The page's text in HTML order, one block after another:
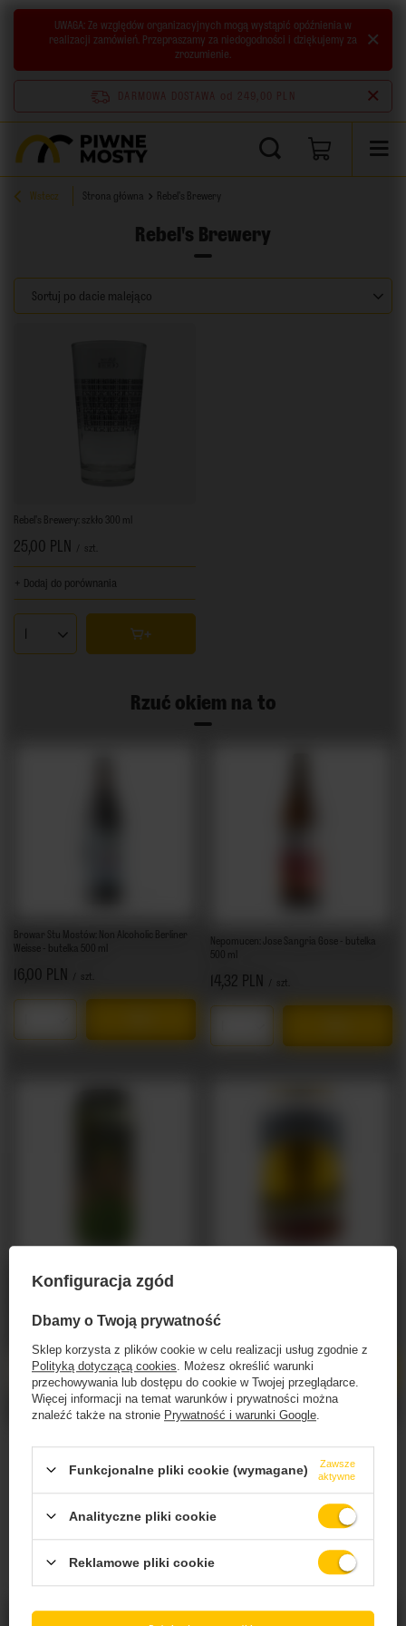
UWAGA: Ze względów organizacyjnych mogą wystąpić opóźnienia w
realizacji zamówień. Przepraszamy za niedogodności i dziękujemy za
zrozumienie.
DARMOWA DOSTAWA od 249,00 PLN
Wstecz Strona główna Rebel's Brewery
Rebel's Brewery
Zmień sortowanie
Sortuj po dacie malejąco
Rebel's Brewery: szkło 300 ml
25,00 PLN szt.
+ Dodaj do porównania
Ilość produktów
Rzuć okiem na to
Browar Stu Mostów: Non Alcoholic Berliner
Weisse - butelka 500 ml
16,00 PLN szt.
Nepomucen: Jose Sangria Gose - butelka
500 ml
14,32 PLN szt.
Piwne Podziemie: Dr Hazy #7 - puszka 500 ml
0,50 PLN
Ilość produktów Ilość produktów
Trzech Kumpli: Misty - butelka 500 ml
3 Fonteinen: Oude Gueze 24/25 Blend 36 -
Strona zawiera produkty alkoholowe
dostarczane przez BZ Investment Sp. z o.o. i
przeznaczone
wyłącznie dla osób pełnoletnich.
Konfiguracja zgód
Dbamy o Twoją prywatność
Sklep korzysta z plików cookie w celu realizacji usług zgodnie z
Polityką dotyczącą cookies . Możesz określić warunki
przechowywania lub dostępu do cookie w Twojej przeglądarce.
Więcej informacji na temat warunków i prywatności można
znaleźć także na stronie Prywatność i warunki Google
Funkcjonalne pliki cookie (wymagane)
Zawsze
aktywne
Analityczne pliki cookie
Reklamowe pliki cookie